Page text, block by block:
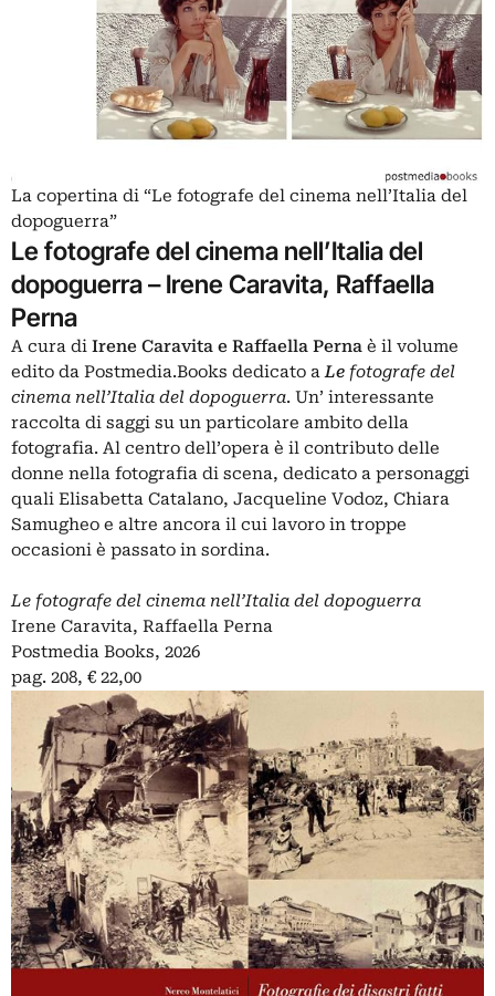
La copertina di “Le fotografe del cinema nell’Italia del
dopoguerra”
Le fotografe del cinema nell’Italia del
dopoguerra–Irene Caravita, Raffaella
Perna
A cura di Irene Caravita e Raffaella Perna è il volume
edito da Postmedia.Books dedicato aLe fotografe del
cinema nell’Italia del dopoguerra. Un’ interessante
raccolta di saggi su un particolare ambito della
fotografia. Al centro dell’opera è il contributo delle
donne nella fotografia di scena, dedicato a personaggi
quali Elisabetta Catalano, Jacqueline Vodoz, Chiara
Samugheo e altre ancora il cui lavoro in troppe
occasioni è passato in sordina.
Le fotografe del cinema nell’Italia del dopoguerra
Irene Caravita, Raffaella Perna
Postmedia Books, 2026
pag. 208, € 22,00